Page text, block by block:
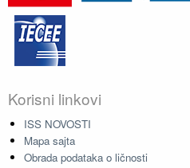
Korisni linkovi
ISS NOVOSTI
Mapa sajta
Obrada podataka o ličnosti